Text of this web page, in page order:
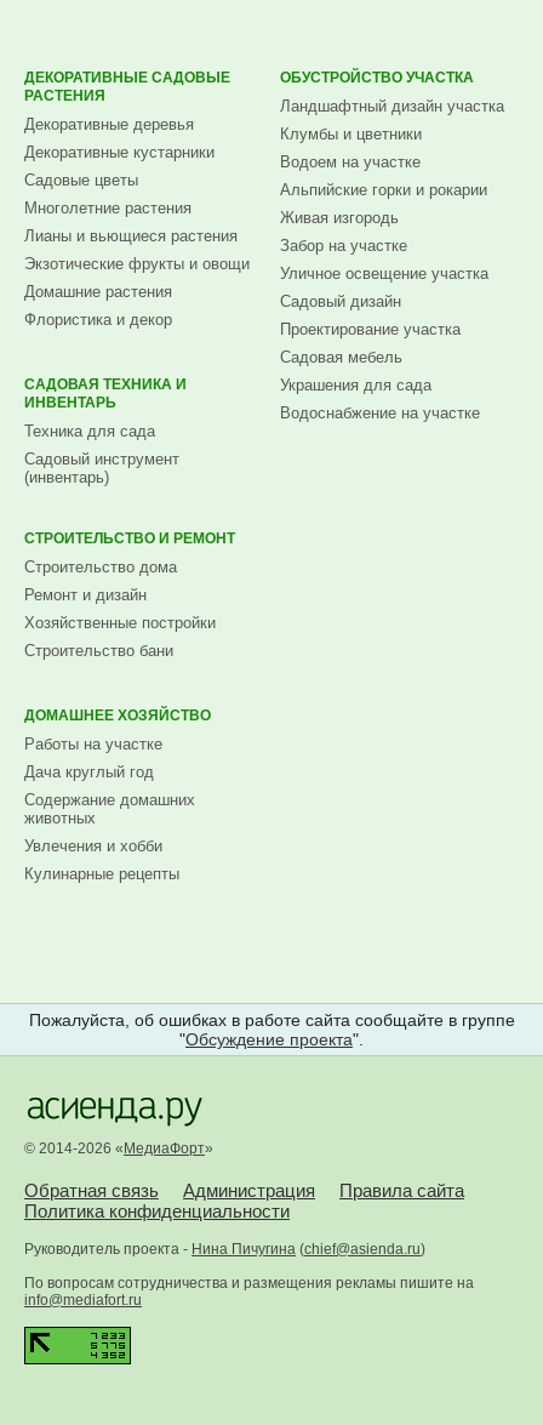
ДЕКОРАТИВНЫЕ САДОВЫЕ
РАСТЕНИЯ
Декоративные деревья
Декоративные кустарники
Садовые цветы
Многолетние растения
Лианы и вьющиеся растения
Экзотические фрукты и овощи
Домашние растения
Флористика и декор
САДОВАЯ ТЕХНИКА И
ИНВЕНТАРЬ
Техника для сада
Садовый инструмент
(инвентарь)
ОБУСТРОЙСТВО УЧАСТКА
Ландшафтный дизайн участка
Клумбы и цветники
Водоем на участке
Альпийские горки и рокарии
Живая изгородь
Забор на участке
Уличное освещение участка
Садовый дизайн
Проектирование участка
Садовая мебель
Украшения для сада
Водоснабжение на участке
СТРОИТЕЛЬСТВО И РЕМОНТ
Строительство дома
Ремонт и дизайн
Хозяйственные постройки
Строительство бани
ДОМАШНЕЕ ХОЗЯЙСТВО
Работы на участке
Дача круглый год
Содержание домашних
животных
Увлечения и хобби
Кулинарные рецепты
Пожалуйста, об ошибках в работе сайта сообщайте в группе
"Обсуждение проекта".
© 2014-2026 «МедиаФорт»
Обратная связь Администрация
Правила сайта
Политика конфиденциальности
Руководитель проекта - Нина Пичугина (chief@asienda.ru)
По вопросам сотрудничества и размещения рекламы пишите на
info@mediafort.ru